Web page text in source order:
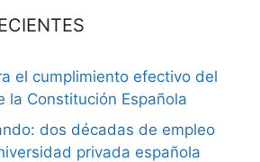
el cumplimiento efectivo del
la Constitución Española
dos décadas de empleo
privada española